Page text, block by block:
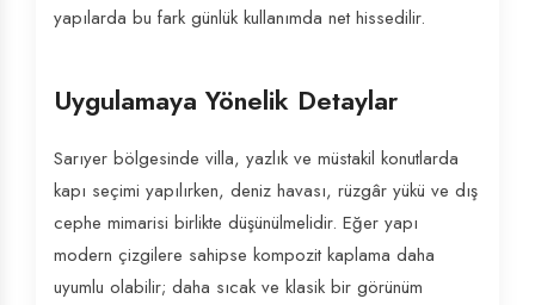
yapılarda bu fark günlük kullanımda net hissedilir.
Uygulamaya Yönelik Detaylar
Sarıyer bölgesinde villa, yazlık ve müstakil konutlarda
kapı seçimi yapılırken, deniz havası, rüzgâr yükü ve dış
cephe mimarisi birlikte düşünülmelidir. Eğer yapı
modern çizgilere sahipse kompozit kaplama daha
uyumlu olabilir; daha sıcak ve klasik bir görünüm